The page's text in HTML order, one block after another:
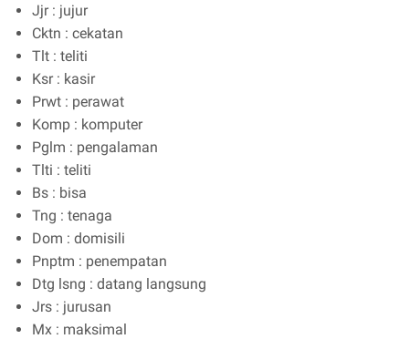
Jjr : jujur
Cktn : cekatan
Tlt : teliti
Ksr : kasir
Prwt : perawat
Komp : komputer
Pglm : pengalaman
Tlti : teliti
Bs : bisa
Tng : tenaga
Dom : domisili
Pnptm : penempatan
Dtg lsng : datang langsung
Jrs : jurusan
Mx : maksimal